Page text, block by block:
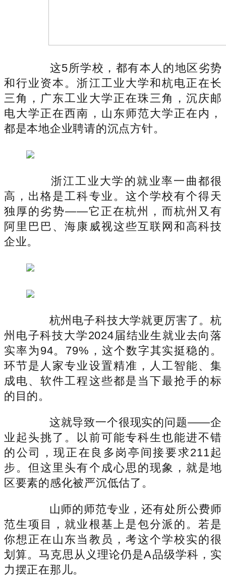
这5所学校，都有本人的地区劣势
和行业资本。浙江工业大学和杭电正在长
三角，广东工业大学正在珠三角，沉庆邮
电大学正在西南，山东师范大学正在内，
都是本地企业聘请的沉点方针。
浙江工业大学的就业率一曲都很
高，出格是工科专业。这个学校有个得天
独厚的劣势——它正在杭州，而杭州又有
阿里巴巴、海康威视这些互联网和高科技
企业。
杭州电子科技大学就更厉害了。杭
州电子科技大学2024届结业生就业去向落
实率为94。79%，这个数字其实挺稳的。
环节是人家专业设置精准，人工智能、集
成电、软件工程这些都是当下最抢手的标
的目的。
这就导致一个很现实的问题——企
业起头挑了。以前可能专科生也能进不错
的公司，现正在良多岗亭间接要求211起
步。但这里头有个成心思的现象，就是地
区要素的感化被严沉低估了。
山师的师范专业，还有处所公费师
范生项目，就业根基上是包分派的。若是
你想正在山东当教员，考这个学校实的很
划算。马克思从义理论仍是A品级学科，实
力摆正在那儿。